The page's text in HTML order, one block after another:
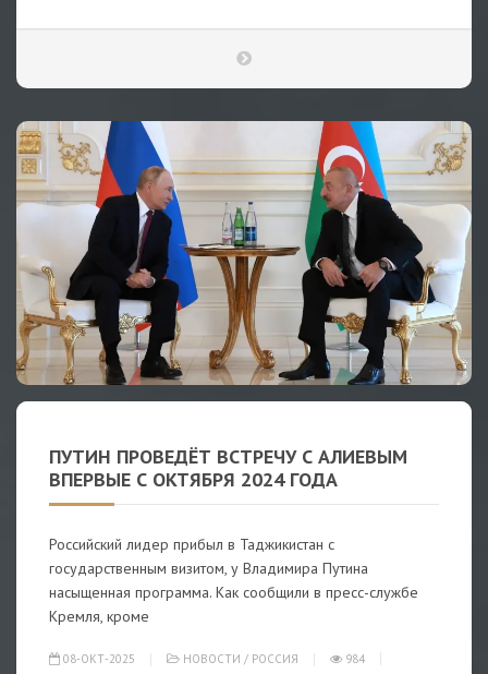
ПУТИН ПРОВЕДЁТ ВСТРЕЧУ С АЛИЕВЫМ
ВПЕРВЫЕ С ОКТЯБРЯ 2024 ГОДА
Российский лидер прибыл в Таджикистан с
государственным визитом, у Владимира Путина
насыщенная программа. Как сообщили в пресс-службе
Кремля, кроме
08-ОКТ-2025 НОВОСТИ / РОССИЯ
984